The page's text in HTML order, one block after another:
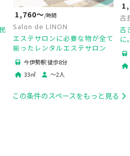
1,760〜/時間
Salon de LINON
エステサロンに必要な物が全て
揃ったレンタルエステサロン
今伊勢駅 徒歩8分
33㎡ 〜2人
古
古
に
この条件のスペースをもっと見る